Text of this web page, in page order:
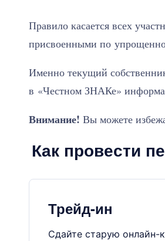
Правило касается всех
присвоенными по
Именно текущий
в «Честном ЗНАКе»
Внимание! Вы можете
Как провести
Трейд-ин
Сдайте старую онлайн-